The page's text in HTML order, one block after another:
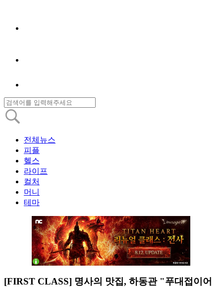
전체뉴스
피플
헬스
라이프
컬처
머니
테마
[FIRST CLASS] 명사의 맛집, 하동관 "푸대접이어